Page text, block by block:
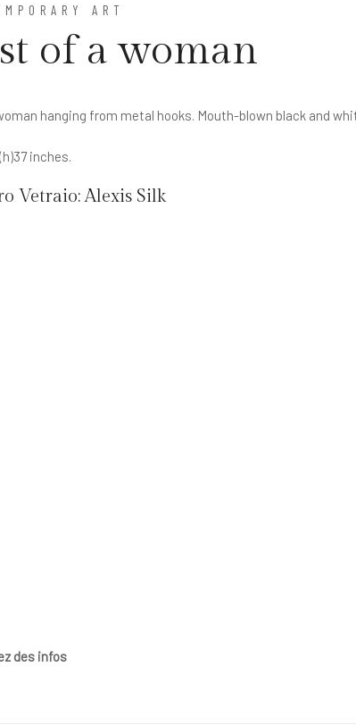
ART
of a woman
hanging from metal hooks. Mouth-blown black and
inches.
Vetraio:Alexis Silk
des infos